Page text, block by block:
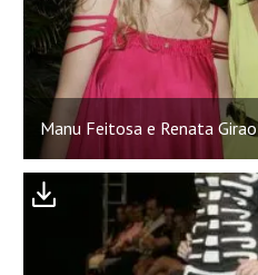
Manu Feitosa e Renata Girao